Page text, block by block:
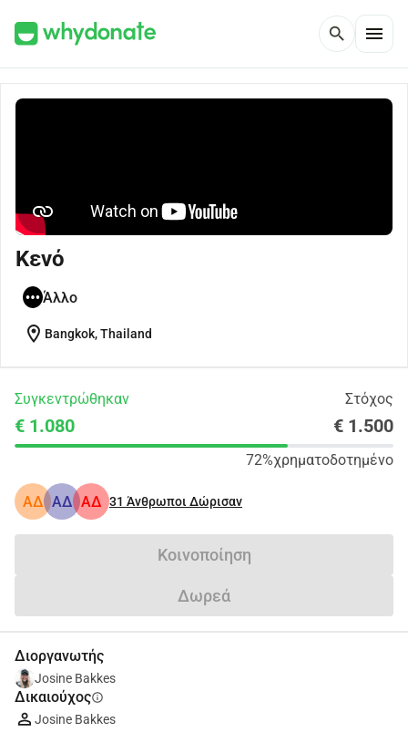
search menu
Κενό
Άλλο
location_on Bangkok, Thailand
Συγκεντρώθηκαν Στόχος
€ 1.080 € 1.500
72%χρηματοδοτημένο
ΑΔ ΑΔ ΑΔ 31 Άνθρωποι Δώρισαν
Κοινοποίηση
Δωρεά
Διοργανωτής
Josine Bakkes
Δικαιούχοςinfo
Josine Bakkes